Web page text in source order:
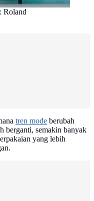
Roland
tren mode berubah
berganti, semakin banyak
yang lebih